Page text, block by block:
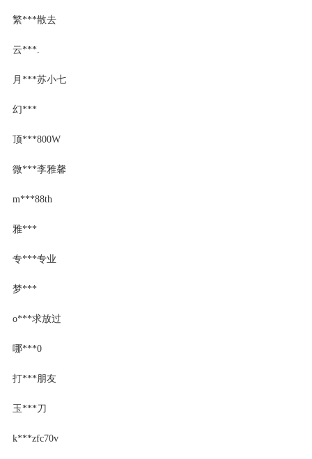
繁***散去
云***.
月***苏小七
幻***
顶***800W
微***李雅馨
m***88th
雅***
专***专业
梦***
o***求放过
哪***0
打***朋友
玉***刀
k***zfc70v